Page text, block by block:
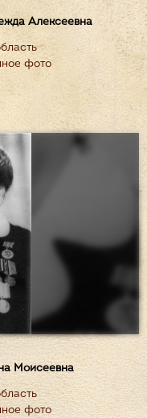
Алексеевна
фото
Моисеевна
фото